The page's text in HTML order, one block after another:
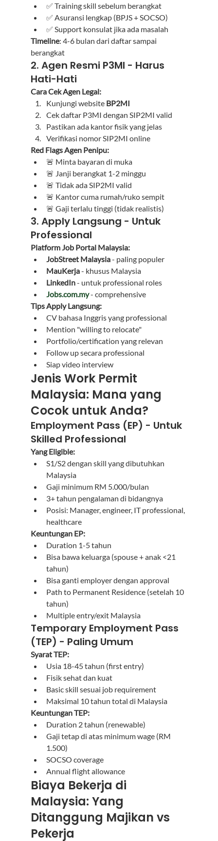
✅ Training skill sebelum berangkat
✅ Asuransi lengkap (BPJS + SOCSO)
✅ Support konsulat jika ada masalah
Timeline: 4-6 bulan dari daftar sampai
berangkat
2. Agen Resmi P3MI - Harus
Hati-Hati
Cara Cek Agen Legal:
Kunjungi website BP2MI
Cek daftar P3MI dengan SIP2MI valid
Pastikan ada kantor fisik yang jelas
Verifikasi nomor SIP2MI online
Red Flags Agen Penipu:
🚨 Minta bayaran di muka
🚨 Janji berangkat 1-2 minggu
🚨 Tidak ada SIP2MI valid
🚨 Kantor cuma rumah/ruko sempit
🚨 Gaji terlalu tinggi (tidak realistis)
3. Apply Langsung - Untuk
Professional
Platform Job Portal Malaysia:
JobStreet Malaysia - paling populer
MauKerja - khusus Malaysia
LinkedIn - untuk professional roles
Jobs.com.my - comprehensive
Tips Apply Langsung:
CV bahasa Inggris yang professional
Mention "willing to relocate"
Portfolio/certification yang relevan
Follow up secara professional
Siap video interview
Jenis Work Permit
Malaysia: Mana yang
Cocok untuk Anda?
Employment Pass (EP) - Untuk
Skilled Professional
Yang Eligible:
S1/S2 dengan skill yang dibutuhkan
Malaysia
Gaji minimum RM 5.000/bulan
3+ tahun pengalaman di bidangnya
Posisi: Manager, engineer, IT professional,
healthcare
Keuntungan EP:
Duration 1-5 tahun
Bisa bawa keluarga (spouse + anak <21
tahun)
Bisa ganti employer dengan approval
Path to Permanent Residence (setelah 10
tahun)
Multiple entry/exit Malaysia
Temporary Employment Pass
(TEP) - Paling Umum
Syarat TEP:
Usia 18-45 tahun (first entry)
Fisik sehat dan kuat
Basic skill sesuai job requirement
Maksimal 10 tahun total di Malaysia
Keuntungan TEP:
Duration 2 tahun (renewable)
Gaji tetap di atas minimum wage (RM
1.500)
SOCSO coverage
Annual flight allowance
Biaya Bekerja di
Malaysia: Yang
Ditanggung Majikan vs
Pekerja